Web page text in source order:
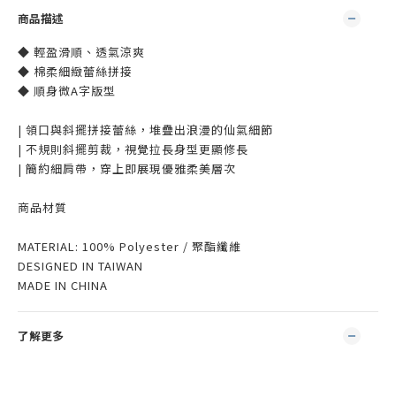
商品描述
◆ 輕盈滑順、透氣涼爽
◆ 棉柔細緻蕾絲拼接
◆ 順身微A字版型
| 領口與斜擺拼接蕾絲，堆疊出浪漫的仙氣細節
| 不規則斜擺剪裁，視覺拉長身型更顯修長
| 簡約細肩帶，穿上即展現優雅柔美層次
商品材質
MATERIAL: 100% Polyester / 聚酯纖維
DESIGNED IN TAIWAN
MADE IN CHINA
了解更多